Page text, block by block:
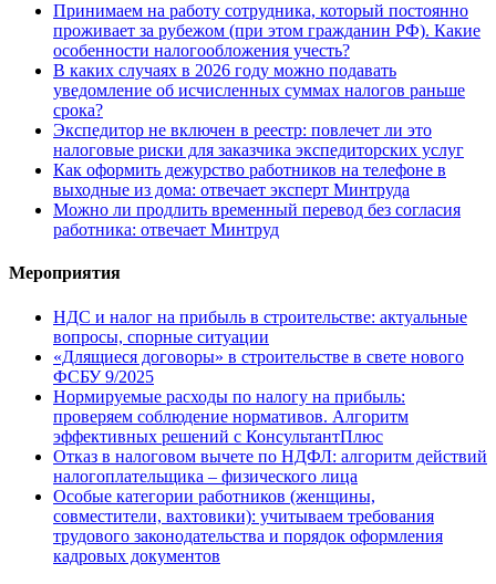
Принимаем на работу сотрудника, который постоянно
проживает за рубежом (при этом гражданин РФ). Какие
особенности налогообложения учесть?
В каких случаях в 2026 году можно подавать
уведомление об исчисленных суммах налогов раньше
срока?
Экспедитор не включен в реестр: повлечет ли это
налоговые риски для заказчика экспедиторских услуг
Как оформить дежурство работников на телефоне в
выходные из дома: отвечает эксперт Минтруда
Можно ли продлить временный перевод без согласия
работника: отвечает Минтруд
Мероприятия
НДС и налог на прибыль в строительстве: актуальные
вопросы, спорные ситуации
«Длящиеся договоры» в строительстве в свете нового
ФСБУ 9/2025
Нормируемые расходы по налогу на прибыль:
проверяем соблюдение нормативов. Алгоритм
эффективных решений с КонсультантПлюс
Отказ в налоговом вычете по НДФЛ: алгоритм действий
налогоплательщика – физического лица
Особые категории работников (женщины,
совместители, вахтовики): учитываем требования
трудового законодательства и порядок оформления
кадровых документов